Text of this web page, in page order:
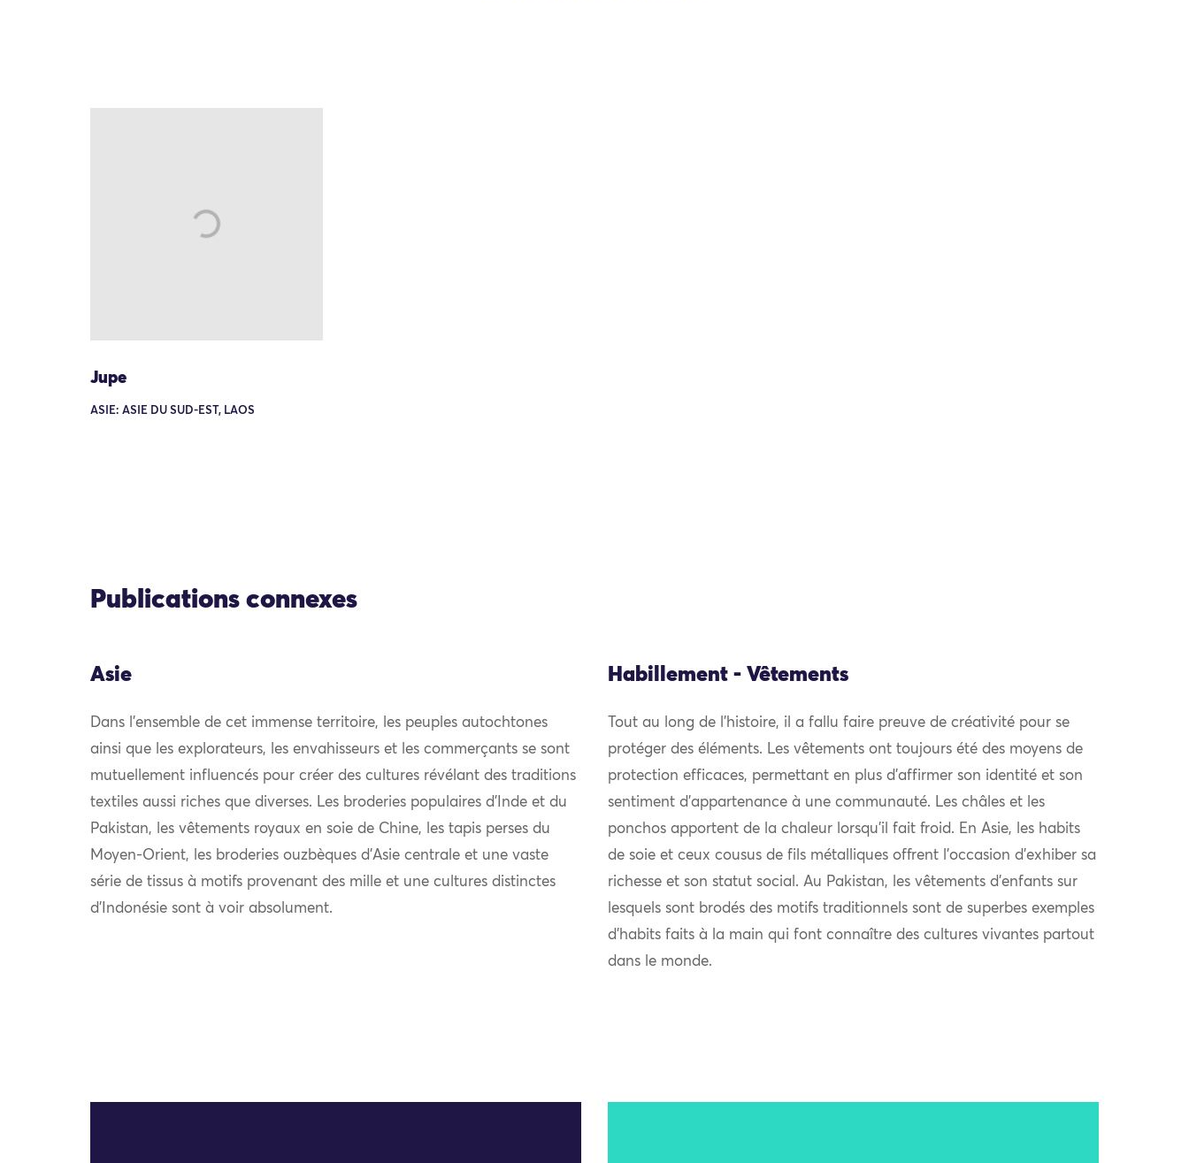
Jupe
ASIE: ASIE DU SUD-EST, LAOS
Publications connexes
Asie
Dans l’ensemble de cet immense territoire, les peuples autochtones
ainsi que les explorateurs, les envahisseurs et les commerçants se sont
mutuellement influencés pour créer des cultures révélant des traditions
textiles aussi riches que diverses. Les broderies populaires d’Inde et du
Pakistan, les vêtements royaux en soie de Chine, les tapis perses du
Moyen-Orient, les broderies ouzbèques d’Asie centrale et une vaste
série de tissus à motifs provenant des mille et une cultures distinctes
d’Indonésie sont à voir absolument.
Habillement - Vêtements
Tout au long de l’histoire, il a fallu faire preuve de créativité pour se
protéger des éléments. Les vêtements ont toujours été des moyens de
protection efficaces, permettant en plus d’affirmer son identité et son
sentiment d’appartenance à une communauté. Les châles et les
ponchos apportent de la chaleur lorsqu’il fait froid. En Asie, les habits
de soie et ceux cousus de fils métalliques offrent l’occasion d’exhiber sa
richesse et son statut social. Au Pakistan, les vêtements d’enfants sur
lesquels sont brodés des motifs traditionnels sont de superbes exemples
d’habits faits à la main qui font connaître des cultures vivantes partout
dans le monde.